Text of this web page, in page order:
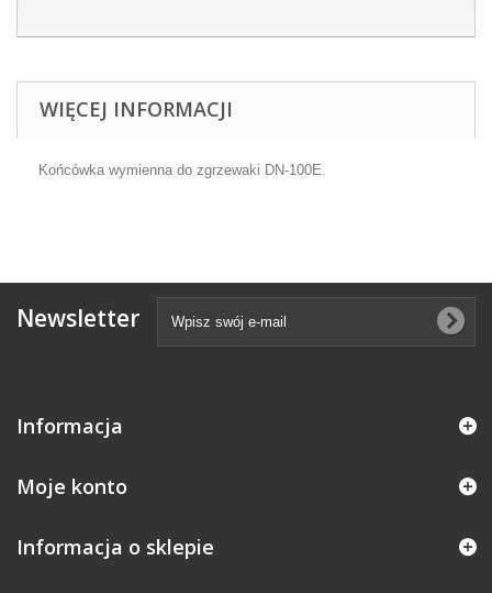
WIĘCEJ INFORMACJI
Końcówka wymienna do zgrzewaki DN-100E.
Newsletter
Informacja
Moje konto
Informacja o sklepie